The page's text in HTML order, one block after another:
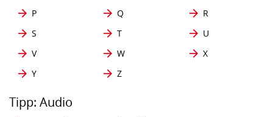
P
Q
R
S
T
U
V
W
X
Y
Z
Tipp: Audio